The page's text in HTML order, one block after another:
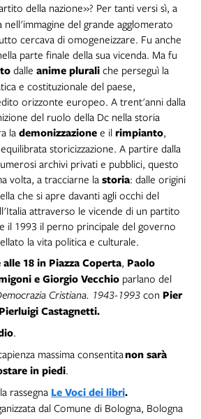
della nazione»? Per tanti versi sì, a
del grande agglomerato
cercava di omogeneizzare. Fu anche
parte finale della sua vicenda. Ma fu
dalle anime plurali che perseguì la
e costituzionale del paese,
orizzonte europeo. A trent'anni dalla
del ruolo della Dc nella storia
la demonizzazione e il rimpianto,
storicizzazione. A partire dalla
archivi privati e pubblici, questo
volta, a tracciarne la storia: dalle origini
che si apre davanti agli occhi del
attraverso le vicende di un partito
il 1993 il perno principale del governo
la vita politica e culturale.
alle 18 in Piazza Coperta, Paolo
e Giorgio Vecchio parlano del
Cristiana. 1943-1993 con Pier
Pierluigi Castagnetti.
.
massima consentitanon sarà
in piedi.
rassegna Le Voci dei libri.
dal Comune di Bologna, Bologna